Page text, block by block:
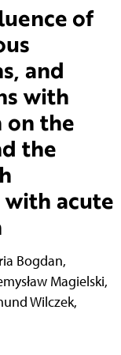
of
and
with
the
the
acute
Bogdan,
Magielski,
Wilczek,